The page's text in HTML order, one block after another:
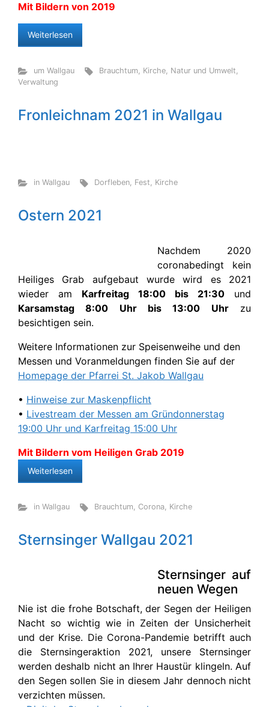
Mit Bildern von 2019
Weiterlesen
um Wallgau Brauchtum, Kirche, Natur und Umwelt,
Verwaltung
Fronleichnam 2021 in Wallgau
in Wallgau Dorfleben, Fest, Kirche
Ostern 2021
Nachdem 2020
coronabedingt kein
Heiliges Grab aufgebaut wurde wird es 2021
wieder am Karfreitag 18:00 bis 21:30 und
Karsamstag 8:00 Uhr bis 13:00 Uhrzu
besichtigen sein.
Weitere Informationen zur Speisenweihe und den
Messen und Voranmeldungen finden Sie auf der
Homepage der Pfarrei St. Jakob Wallgau
• Hinweise zur Maskenpflicht
• Livestream der Messen am Gründonnerstag
19:00 Uhr und Karfreitag 15:00 Uhr
Mit Bildern vom Heiligen Grab 2019
Weiterlesen
in Wallgau Brauchtum, Corona, Kirche
Sternsinger Wallgau 2021
Sternsinger auf
neuen Wegen
Nie ist die frohe Botschaft, der Segen der Heiligen
Nacht so wichtig wie in Zeiten der Unsicherheit
und der Krise. Die Corona-Pandemie betrifft auch
die Sternsingeraktion 2021, unsere Sternsinger
werden deshalb nicht an Ihrer Haustür klingeln. Auf
den Segen sollen Sie in diesem Jahr dennoch nicht
verzichten müssen.